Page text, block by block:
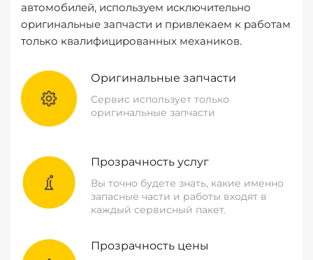
автомобилей, используем исключительно
оригинальные запчасти и привлекаем к работам
только квалифицированных механиков.
Оригинальные запчасти
Сервис использует только
оригинальные запчасти
Прозрачность услуг
Вы точно будете знать, какие именно
запасные части и работы входят в
каждый сервисный пакет.
Прозрачность цены